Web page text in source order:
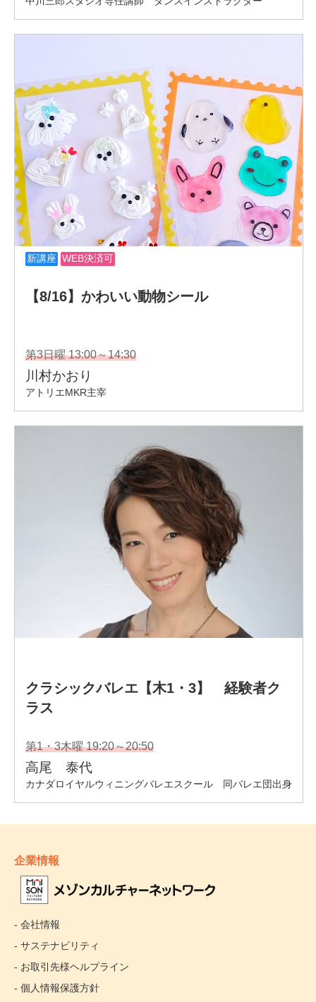
企業情報
- 会社情報
- サステナビリティ
- お取引先様ヘルプライン
- 個人情報保護方針